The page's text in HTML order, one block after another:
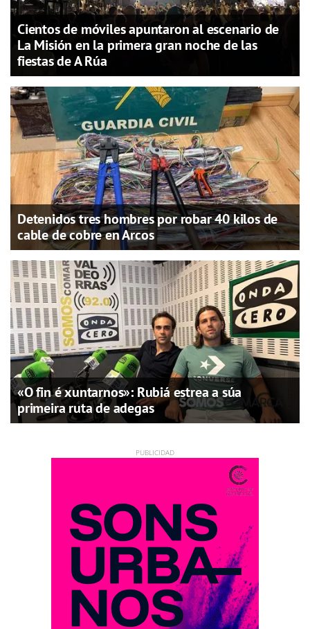
Cientos de móviles apuntaron al escenario de
La Misión en la primera gran noche de las
fiestas de A Rúa
Detenidos tres hombres por robar 40 kilos de
cable de cobre en Arcos
«O fin é xuntarnos»: Rubiá estrea a súa
primeira ruta de adegas